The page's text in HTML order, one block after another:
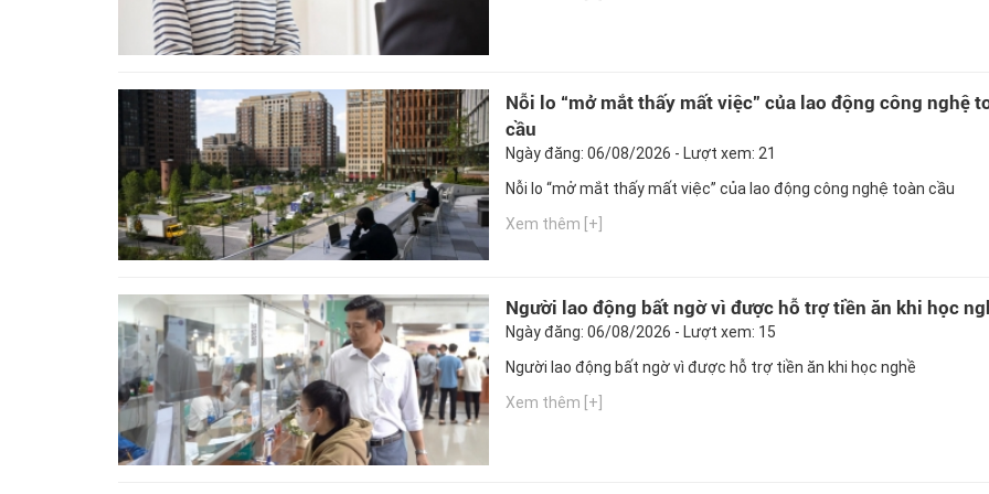
Nỗi lo “mở mắt thấy mất việc” của lao động công nghệ
cầu
Ngày đăng: 06/08/2026 - Lượt xem: 21
Nỗi lo “mở mắt thấy mất việc” của lao động công nghệ toàn cầu
Xem thêm [+]
Người lao động bất ngờ vì được hỗ trợ tiền ăn khi học
Ngày đăng: 06/08/2026 - Lượt xem: 15
Người lao động bất ngờ vì được hỗ trợ tiền ăn khi học nghề
Xem thêm [+]